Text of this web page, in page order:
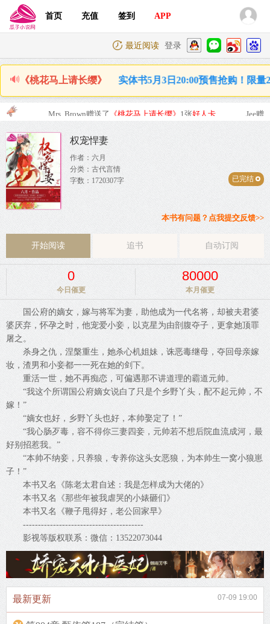
首页 充值 签到 APP
最近阅读 登录
🔊 《桃花马上请长缨》
点击查看详情》》 实体书5月3日20:00预售抢购！限量
Mrs. Brown赠送了《桃花马上请长缨》1张 好人卡 Jee赠送了
权宠悍妻
作者：六月
分类：古代言情
字数：1720307字
已完结
本书有问题？点我提交反馈>>
开始阅读 追书 自动订阅
0
今日催更
80000
本月催更
国公府的嫡女，嫁与将军为妻，助他成为一代名将，却被夫君婆
婆厌弃，怀孕之时，他宠爱小妾，以克星为由剖腹夺子，更拿她顶罪
屠之。
杀身之仇，涅槃重生，她杀心机姐妹，诛恶毒继母，夺回母亲嫁
妆，渣男和小妾都一一死在她的剑下。
重活一世，她不再痴恋，可偏遇那不讲道理的霸道元帅。
“我这个所谓国公府嫡女说白了只是个乡野丫头，配不起元帅，不
嫁！”
“嫡女也好，乡野丫头也好，本帅娶定了！”
“我心肠歹毒，容不得你三妻四妾，元帅若不想后院血流成河，最
好别招惹我。”
“本帅不纳妾，只养狼，专养你这头女恶狼，为本帅生一窝小狼崽
子！”
本书又名《陈老太君自述：我是怎样成为大佬的》
本书又名《那些年被我虐哭的小婊砸们》
本书又名《鞭子甩得好，老公回家早》
----------------------------------------
影视等版权联系：微信：13522073044
07-09 19:00
最新更新